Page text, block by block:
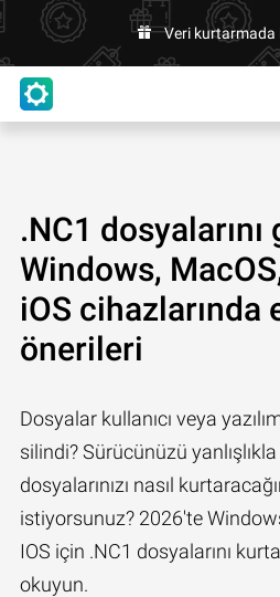
Veri kurtarmada
.NC1
Windows,
iOS cihazlarında
önerileri
Dosyalar kullanıcı veya
silindi? Sürücünüzü
dosyalarınızı nasıl
istiyorsunuz? 2026'te
IOS için .NC1 dosyalarını
okuyun.